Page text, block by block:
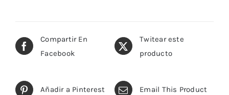
Compartir En
Facebook
Twitear este
producto
Añadir a Pinterest Email This Product